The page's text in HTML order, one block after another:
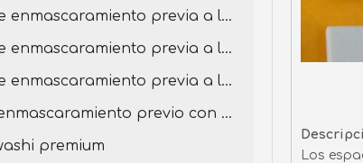
Película de enmascaramiento previa a la grabación con cinta de baja tack
Película de enmascaramiento previa a la cinta con cinta washi premium
Película de enmascaramiento previa a la cinta con cinta washi
Papel de enmascaramiento previo con cinta adhesiva
premium
Los